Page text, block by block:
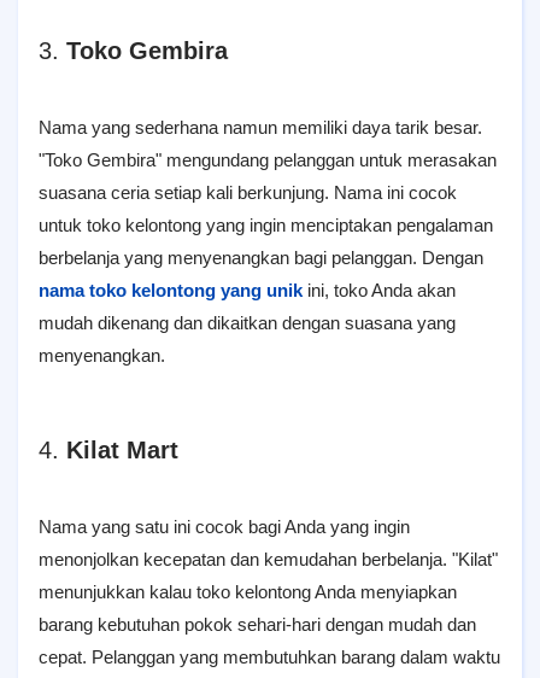
3. Toko Gembira
Nama yang sederhana namun memiliki daya tarik besar.
"Toko Gembira" mengundang pelanggan untuk merasakan
suasana ceria setiap kali berkunjung. Nama ini cocok
untuk toko kelontong yang ingin menciptakan pengalaman
berbelanja yang menyenangkan bagi pelanggan. Dengan
nama toko kelontong yang unik ini, toko Anda akan
mudah dikenang dan dikaitkan dengan suasana yang
menyenangkan.
4. Kilat Mart
Nama yang satu ini cocok bagi Anda yang ingin
menonjolkan kecepatan dan kemudahan berbelanja. "Kilat"
menunjukkan kalau toko kelontong Anda menyiapkan
barang kebutuhan pokok sehari-hari dengan mudah dan
cepat. Pelanggan yang membutuhkan barang dalam waktu